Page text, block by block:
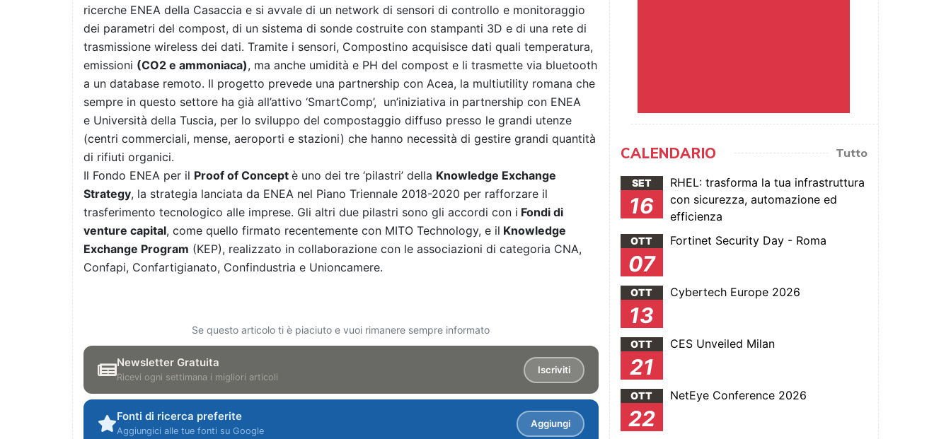
ricerche ENEA della Casaccia e si avvale di un network di sensori di controllo e monitoraggio
dei parametri del compost, di un sistema di sonde costruite con stampanti 3D e di una rete di
trasmissione wireless dei dati. Tramite i sensori, Compostino acquisisce dati quali temperatura,
emissioni (CO2 e ammoniaca), ma anche umidità e PH del compost e li trasmette via bluetooth
a un database remoto. Il progetto prevede una partnership con Acea, la multiutility romana che
sempre in questo settore ha già all’attivo ‘SmartComp’, un’iniziativa in partnership con ENEA
e Università della Tuscia, per lo sviluppo del compostaggio diffuso presso le grandi utenze
(centri commerciali, mense, aeroporti e stazioni) che hanno necessità di gestire grandi quantità
di rifiuti organici.
Il Fondo ENEA per il Proof of Concept è uno dei tre ‘pilastri’ della Knowledge Exchange
Strategy, la strategia lanciata da ENEA nel Piano Triennale 2018-2020 per rafforzare il
trasferimento tecnologico alle imprese. Gli altri due pilastri sono gli accordi con i Fondi di
venture capital, come quello firmato recentemente con MITO Technology, e il Knowledge
Exchange Program (KEP), realizzato in collaborazione con le associazioni di categoria CNA,
Confapi, Confartigianato, Confindustria e Unioncamere.
Se questo articolo ti è piaciuto e vuoi rimanere sempre informato
Newsletter Gratuita
Ricevi ogni settimana i migliori articoli
Iscriviti
Fonti di ricerca preferite
Aggiungici alle tue fonti su Google
Aggiungi
CALENDARIO Tutto
SET
16
RHEL: trasforma la tua infrastruttura
con sicurezza, automazione ed
efficienza
OTT
07
Fortinet Security Day - Roma
OTT
13
Cybertech Europe 2026
OTT
21
CES Unveiled Milan
OTT
22
NetEye Conference 2026